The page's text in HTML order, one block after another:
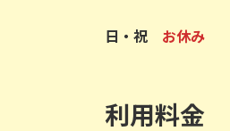
日・祝 お休み
利用料金